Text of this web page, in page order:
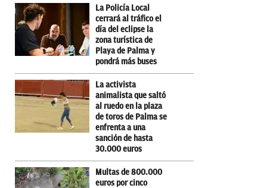
La Policía Local
cerrará al tráfico el
día del eclipse la
zona turística de
Playa de Palma y
pondrá más buses
La activista
animalista que saltó
al ruedo en la plaza
de toros de Palma se
enfrenta a una
sanción de hasta
30.000 euros
Multas de 800.000
euros por cinco